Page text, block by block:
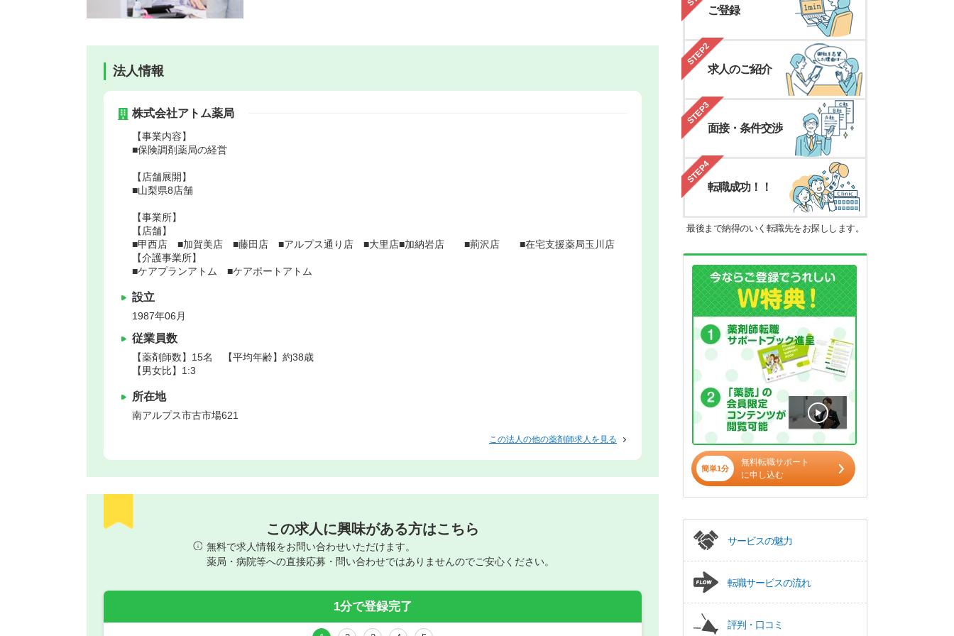
法人情報
株式会社アトム薬局
【事業内容】
■保険調剤薬局の経営
【店舗展開】
■山梨県8店舗
【事業所】
【店舗】
■甲西店 ■加賀美店 ■藤田店 ■アルプス通り店 ■大里店■加納岩店 ■荊沢店 ■在宅支援薬局玉川店
【介護事業所】
■ケアプランアトム ■ケアポートアトム
設立
1987年06月
従業員数
【薬剤師数】15名 【平均年齢】約38歳
【男女比】1:3
所在地
南アルプス市古市場621
この法人の他の薬剤師求人を見る
この求人に興味がある方はこちら
無料で求人情報をお問い合わせいただけます。
薬局・病院等への直接応募・問い合わせではありませんのでご安心ください。
1分で登録完了
ご登録
STEP2
求人のご紹介
STEP3
面接・条件交渉
STEP4
転職成功！！
最後まで納得のいく転職先をお探しします。
簡単1分
無料転職サポート
に申し込む
サービスの魅力
転職サービスの流れ
評判・口コミ